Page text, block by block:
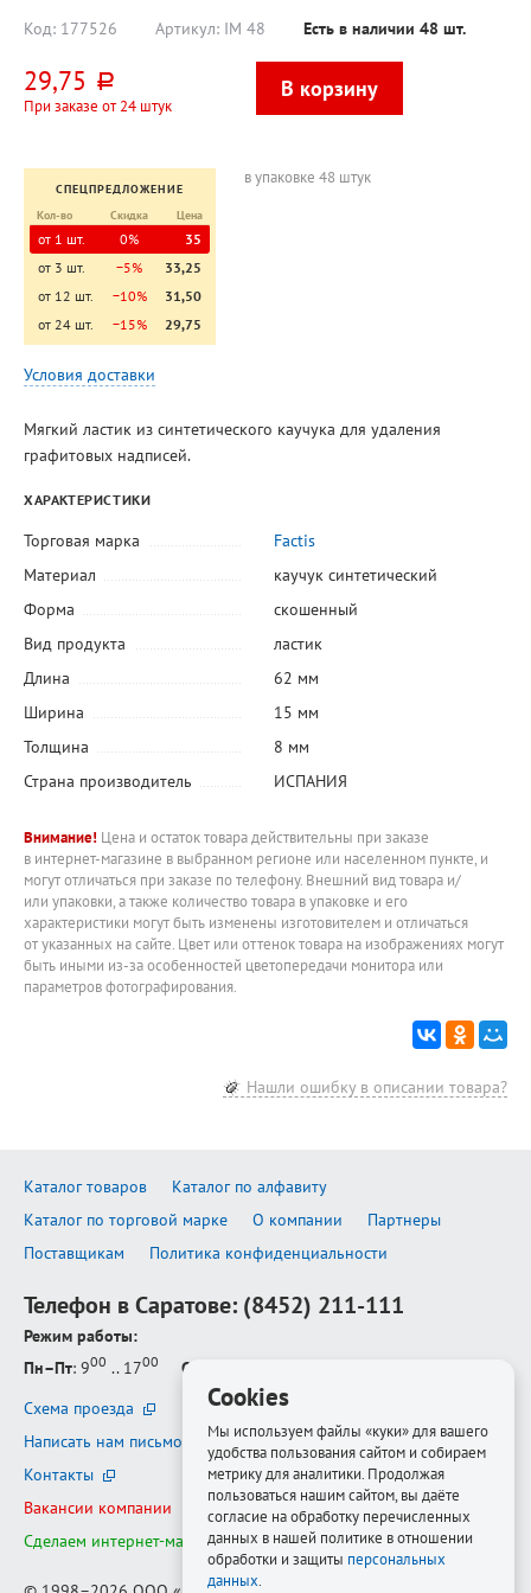
Код: 177526 Артикул: IM 48 Есть в наличии 48 шт.
29,75 руб.
При заказе от 24 штук
СПЕЦПРЕДЛОЖЕНИЕ
Кол-во
Скидка Цена
от 1 шт. 0%
35
от 3 шт.
−5%
33,25
от 12 шт.
−10%
31,50
от 24 шт.
−15% 29,75
в упаковке 48 штук
Условия доставки
Мягкий ластик из синтетического каучука для удаления
графитовых надписей.
ХАРАКТЕРИСТИКИ
Торговая марка
Factis
Материал
каучук синтетический
Форма
скошенный
Вид продукта
ластик
Длина
62 мм
Ширина
15 мм
Толщина
8 мм
Страна производитель
ИСПАНИЯ
Внимание! Цена и остаток товара действительны при заказе
в интернет-магазине в выбранном регионе или населенном пункте, и
могут отличаться при заказе по телефону. Внешний вид товара и/
или упаковки, а также количество товара в упаковке и его
характеристики могут быть изменены изготовителем и отличаться
от указанных на сайте. Цвет или оттенок товара на изображениях могут
быть иными из-за особенностей цветопередачи монитора или
параметров фотографирования.
Нашли ошибку в описании товара?
Каталог товаров
Каталог по алфавиту
Каталог по торговой марке
О компании
Партнеры
Поставщикам
Политика конфиденциальности
Телефон в Саратове: (8452) 211-111
Режим работы:
Пн–Пт: 900 .. 1700 Сб–Вс
Схема проезда
Написать нам письмо
Контакты
Вакансии компании
Сделаем интернет-магазин ещё лучше
Cookies
Мы используем файлы «куки» для вашего
удобства пользования сайтом и собираем
метрику для аналитики. Продолжая
пользоваться нашим сайтом, вы даёте
согласие на обработку перечисленных
данных в нашей политике в отношении
обработки и защиты персональных
данных